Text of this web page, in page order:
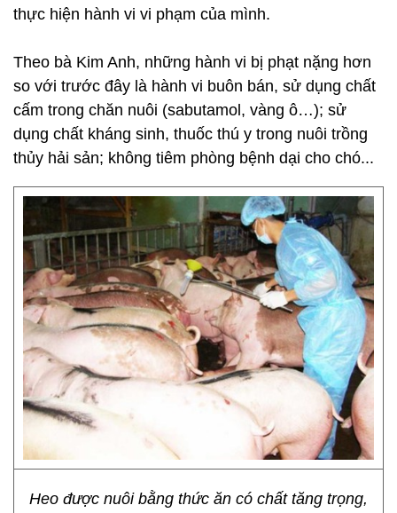
thực hiện hành vi vi phạm của mình.
Theo bà Kim Anh, những hành vi bị phạt nặng hơn
so với trước đây là hành vi buôn bán, sử dụng chất
cấm trong chăn nuôi (sabutamol, vàng ô…); sử
dụng chất kháng sinh, thuốc thú y trong nuôi trồng
thủy hải sản; không tiêm phòng bệnh dại cho chó...
Heo được nuôi bằng thức ăn có chất tăng trọng,